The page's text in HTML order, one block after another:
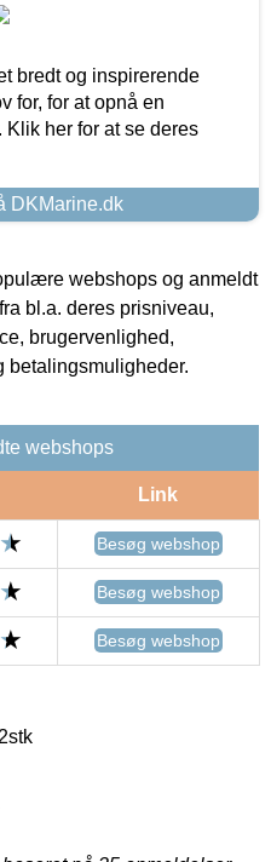
bredt og inspirerende
for, for at opnå en
Klik her for at se deres
DKMarine.dk
webshops og anmeldt
bl.a. deres prisniveau,
brugervenlighed,
betalingsmuligheder.
webshops
Link
Besøg webshop
Besøg webshop
Besøg webshop